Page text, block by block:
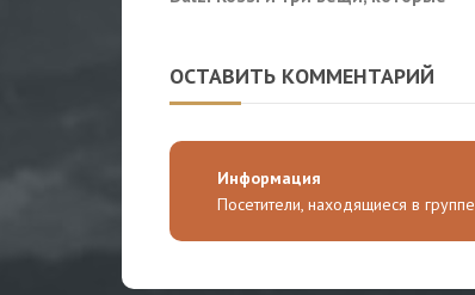
ОСТАВИТЬ КОММЕНТАРИЙ
Информация
Посетители, находящиеся в группе